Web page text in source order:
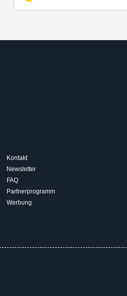
Kontakt
Newsletter
FAQ
Partnerprogramm
Werbung